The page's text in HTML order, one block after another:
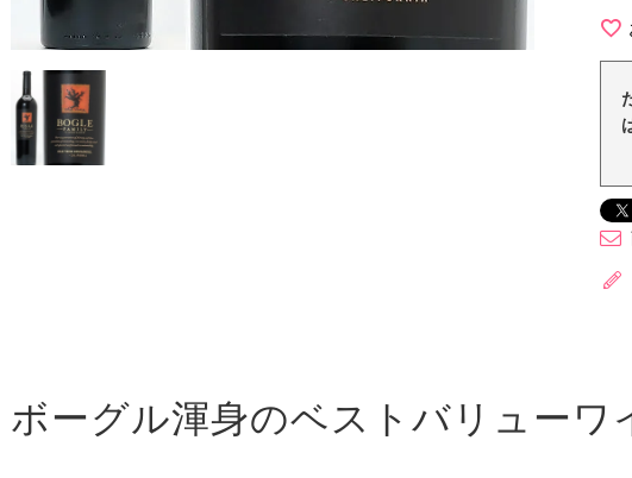
ボーグル渾身のベストバリューワ